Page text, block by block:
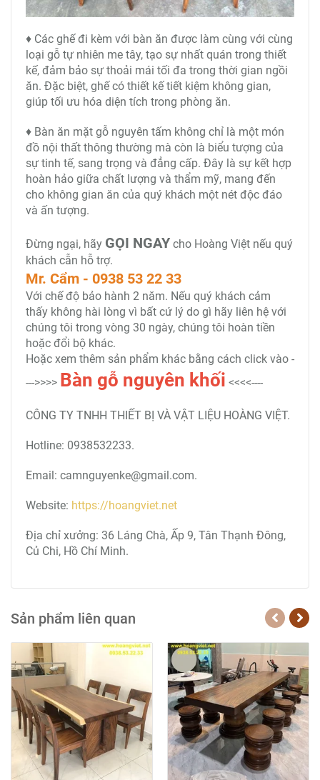
♦ Các ghế đi kèm với bàn ăn được làm cùng với cùng
loại gỗ tự nhiên me tây, tạo sự nhất quán trong thiết
kế, đảm bảo sự thoải mái tối đa trong thời gian ngồi
ăn. Đặc biệt, ghế có thiết kế tiết kiệm không gian,
giúp tối ưu hóa diện tích trong phòng ăn.
♦ Bàn ăn mặt gỗ nguyên tấm không chỉ là một món
đồ nội thất thông thường mà còn là biểu tượng của
sự tinh tế, sang trọng và đẳng cấp. Đây là sự kết hợp
hoàn hảo giữa chất lượng và thẩm mỹ, mang đến
cho không gian ăn của quý khách một nét độc đáo
và ấn tượng.
Đừng ngại, hãy GỌI NGAY cho Hoàng Việt nếu quý
khách cẫn hỗ trợ.
Mr. Cẩm - 0938 53 22 33
Với chế độ bảo hành 2 năm. Nếu quý khách cảm
thấy không hài lòng vì bất cứ lý do gì hãy liên hệ với
chúng tôi trong vòng 30 ngày, chúng tôi hoàn tiền
hoặc đổi bộ khác.
Hoặc xem thêm sản phẩm khác bằng cách click vào -
--->>>> Bàn gỗ nguyên khối <<<<----
CÔNG TY TNHH THIẾT BỊ VÀ VẬT LIỆU HOÀNG VIỆT.
Hotline: 0938532233.
Email: camnguyenke@gmail.com.
Website: https://hoangviet.net
Địa chỉ xưởng: 36 Láng Chà, Ấp 9, Tân Thạnh Đông,
Củ Chi, Hồ Chí Minh.
Sản phẩm liên quan